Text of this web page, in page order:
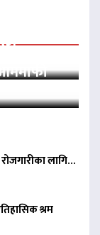
लागि…
श्रम